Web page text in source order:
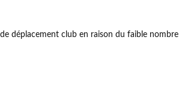
déplacement club en raison du faible nombre